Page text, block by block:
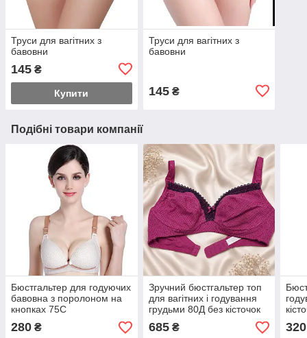
Труси для вагітних з
бавовни
145 ₴
Купити
Труси для вагітних з
бавовни
145₴
Подібні товари компанії
Бюстгальтер для годуючих
бавовна з поролоном на
кнопках 75С
280 ₴
Зручний бюстгальтер топ
для вагітних і годування
грудьми 80Д без кісточок
легкий м'який не
відчувається на тілі
685₴ 320